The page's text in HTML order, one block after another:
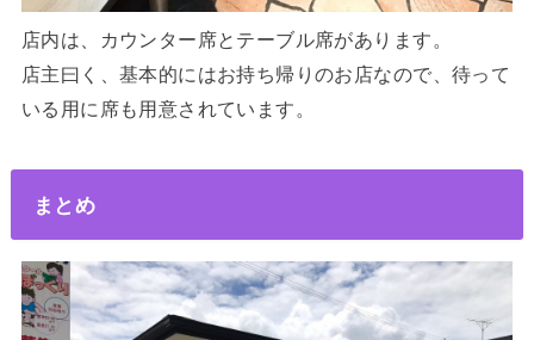
店内は、カウンター席とテーブル席があります。
店主曰く、基本的にはお持ち帰りのお店なので、待って
いる用に席も用意されています。
まとめ